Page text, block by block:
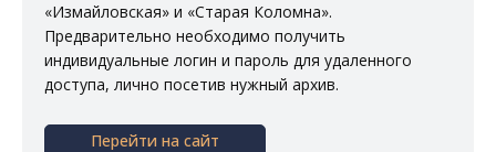
«Измайловская» и «Старая Коломна».
Предварительно необходимо получить
индивидуальные логин и пароль для удаленного
доступа, лично посетив нужный архив.
Перейти на сайт